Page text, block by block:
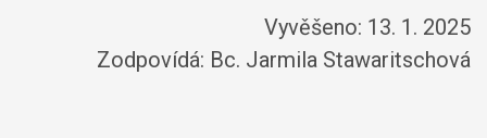
Vyvěšeno: 13. 1. 2025
Zodpovídá: Bc. Jarmila Stawaritschová